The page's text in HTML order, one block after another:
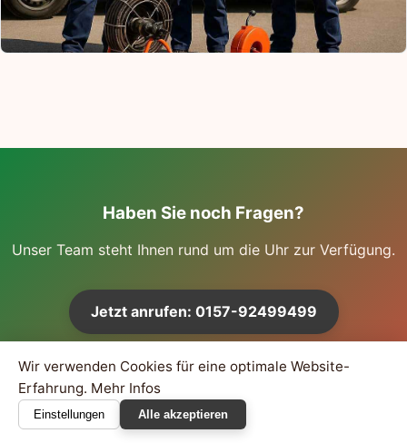
Haben Sie noch Fragen?
Unser Team steht Ihnen rund um die Uhr zur Verfügung.
Jetzt anrufen: 0157-92499499
2026Rohrreiniger Fabeos – Ihr Rohrreiniger-Service [AWS-
Instanz]
Wir verwenden Cookies für eine optimale Website-
Erfahrung. Mehr Infos
Einstellungen Alle akzeptieren